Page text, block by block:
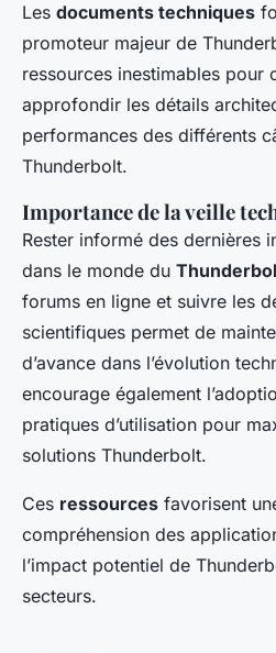
Les documents techniques
promoteur majeur de
ressources inestimables pour
approfondir les détails
performances des différents
Thunderbolt.
Importance de la veille
Rester informé des dernières
dans le monde du
forums en ligne et suivre les
scientifiques permet de
d’avance dans l’évolution
encourage également
pratiques d’utilisation pour
solutions Thunderbolt.
Ces ressources favorisent
compréhension des
l’impact potentiel de
secteurs.